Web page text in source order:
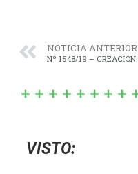
NOTICIA ANTERIOR
VISTO: